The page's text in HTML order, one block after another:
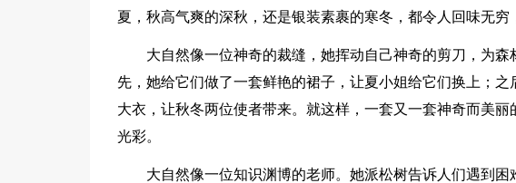
夏，秋高气爽的深秋，还是银装素裹的寒冬，都令人回味无穷
大自然像一位神奇的裁缝，她挥动自己神奇的剪刀，为
先，她给它们做了一套鲜艳的裙子，让夏小姐给它们换上；
大衣，让秋冬两位使者带来。就这样，一套又一套神奇而美
光彩。
大自然像一位知识渊博的老师。她派松树告诉人们遇到